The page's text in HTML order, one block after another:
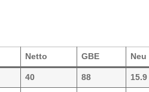
Netto GBE Neu
40 88 15.9